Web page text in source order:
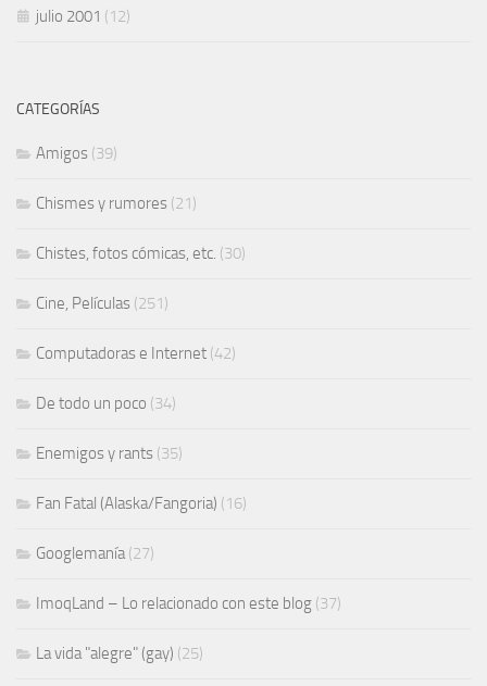
julio 2001 (12)
CATEGORÍAS
Amigos (39)
Chismes y rumores (21)
Chistes, fotos cómicas, etc. (30)
Cine, Películas (251)
Computadoras e Internet (42)
De todo un poco (34)
Enemigos y rants (35)
Fan Fatal (Alaska/Fangoria) (16)
Googlemanía(27)
ImoqLand – Lo relacionado con este blog (37)
La vida "alegre" (gay) (25)